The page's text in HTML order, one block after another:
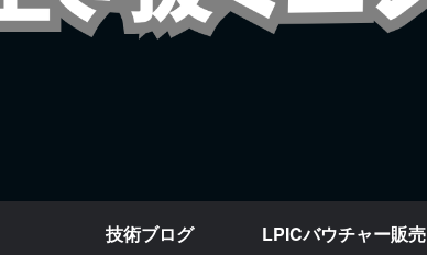
技術ブログ LPICバウチャー販売